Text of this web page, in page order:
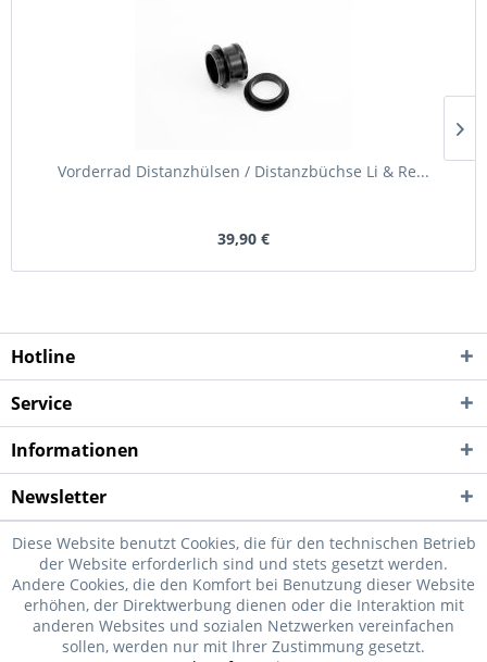
Vorderrad Distanzhülsen / Distanzbüchse Li & Re...
39,90 €
Hotline
Service
Informationen
Newsletter
Diese Website benutzt Cookies, die für den technischen Betrieb
der Website erforderlich sind und stets gesetzt werden.
Andere Cookies, die den Komfort bei Benutzung dieser Website
erhöhen, der Direktwerbung dienen oder die Interaktion mit
anderen Websites und sozialen Netzwerken vereinfachen
sollen, werden nur mit Ihrer Zustimmung gesetzt.